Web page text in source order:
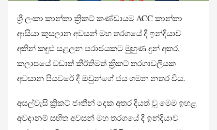
ශ්‍රී ලංකා කාන්තා ක්‍රිකට් කණ්ඩායම ACC කාන්තා
ආසියා කුසලාන අවසන් මහ තරගයේ දී ඉන්දියාව
අතින් කඳුළු සළලන පරාජයකට මුහුණ දුන් අතර,
කලාපයේ වඩාත් කීර්තිමත් ක්‍රිකට් තරගාවලියක
අවසාන පියවරේ දී ඔවුන්ගේ ජය ගමන නතර විය.
අසල්වැසි ක්‍රිකට් ජාතීන් දෙක අතර දියත් වූ මෙම ඉහළ
අවදානම් සහිත අවසන් මහ තරගයේ දී ඉන්දියාව